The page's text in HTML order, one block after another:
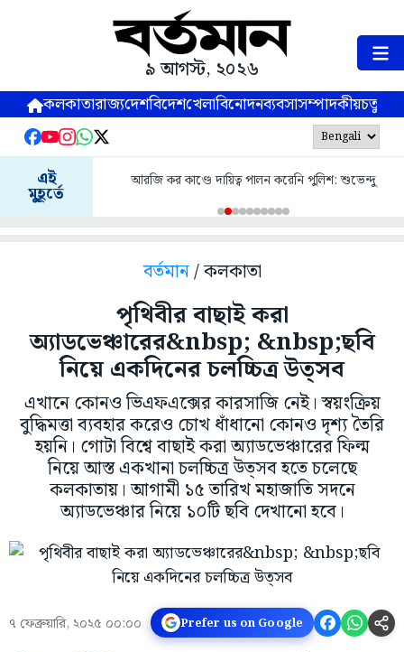
৯ আগস্ট, ২০২৬
কলকাতারাজ্যদেশবিদেশখেলাবিনোদনব্যবসাসম্পাদকীয়
এই
মুহূর্তে
আরজি কর কাণ্ডে দায়িত্ব পালন করেনি পুলিশ: শুভেন্দু
বর্তমান/ কলকাতা
পৃথিবীর বাছাই করা
অ্যাডভেঞ্চারের&nbsp; &nbsp;ছবি
নিয়ে একদিনের চলচ্চিত্র উত্সব
এখানে কোনও ভিএফএক্সের কারসাজি নেই। স্বয়ংক্রিয়
বুদ্ধিমত্তা ব্যবহার করেও চোখ ধাঁধানো কোনও দৃশ্য তৈরি
হয়নি। গোটা বিশ্বে বাছাই করা অ্যাডভেঞ্চারের ফিল্ম
নিয়ে আস্ত একখানা চলচ্চিত্র উত্সব হতে চলেছে
কলকাতায়। আগামী ১৫ তারিখ মহাজাতি সদনে
অ্যাডভেঞ্চার নিয়ে ১০টি ছবি দেখানো হবে।
৭ ফেব্রুয়ারি, ২০২৫ ০০:০০ Prefer us on Google